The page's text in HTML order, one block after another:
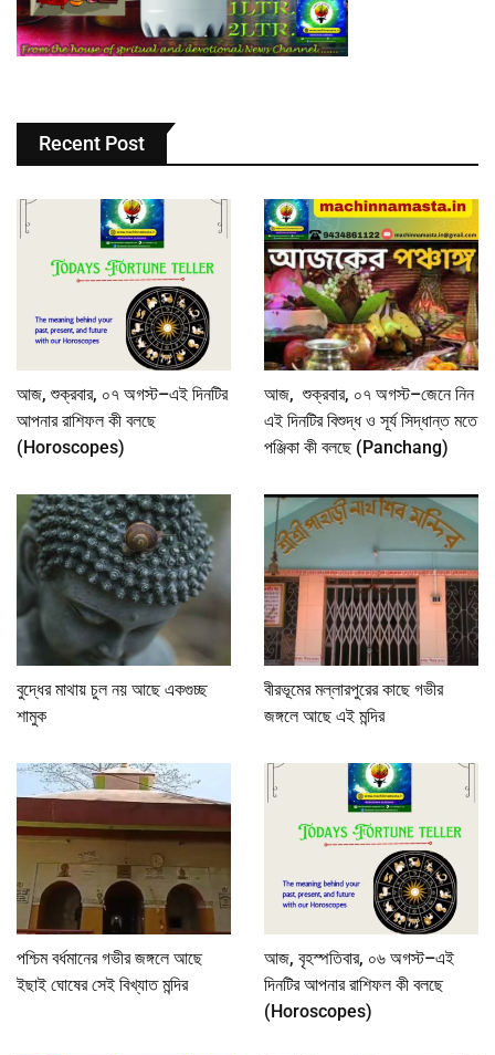
Recent Post
আজ, শুক্রবার, ০৭ অগস্ট–এই দিনটির
আপনার রাশিফল কী বলছে
(Horoscopes)
আজ, শুক্রবার, ০৭ অগস্ট–জেনে নিন
এই দিনটির বিশুদ্ধ ও সূর্য সিদ্ধান্ত মতে
পঞ্জিকা কী বলছে (Panchang)
বুদ্ধের মাথায় চুল নয় আছে একগুচ্ছ
শামুক
বীরভূমের মল্লারপুরের কাছে গভীর
জঙ্গলে আছে এই মন্দির
পশ্চিম বর্ধমানের গভীর জঙ্গলে আছে
ইছাই ঘোষের সেই বিখ্যাত মন্দির
আজ, বৃহস্পতিবার, ০৬ অগস্ট–এই
দিনটির আপনার রাশিফল কী বলছে
(Horoscopes)